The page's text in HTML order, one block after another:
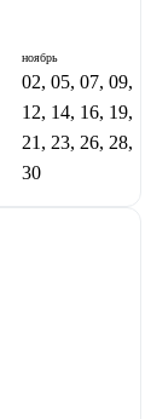
ноябрь
02, 05, 07, 09,
12, 14, 16, 19,
21, 23, 26, 28,
30